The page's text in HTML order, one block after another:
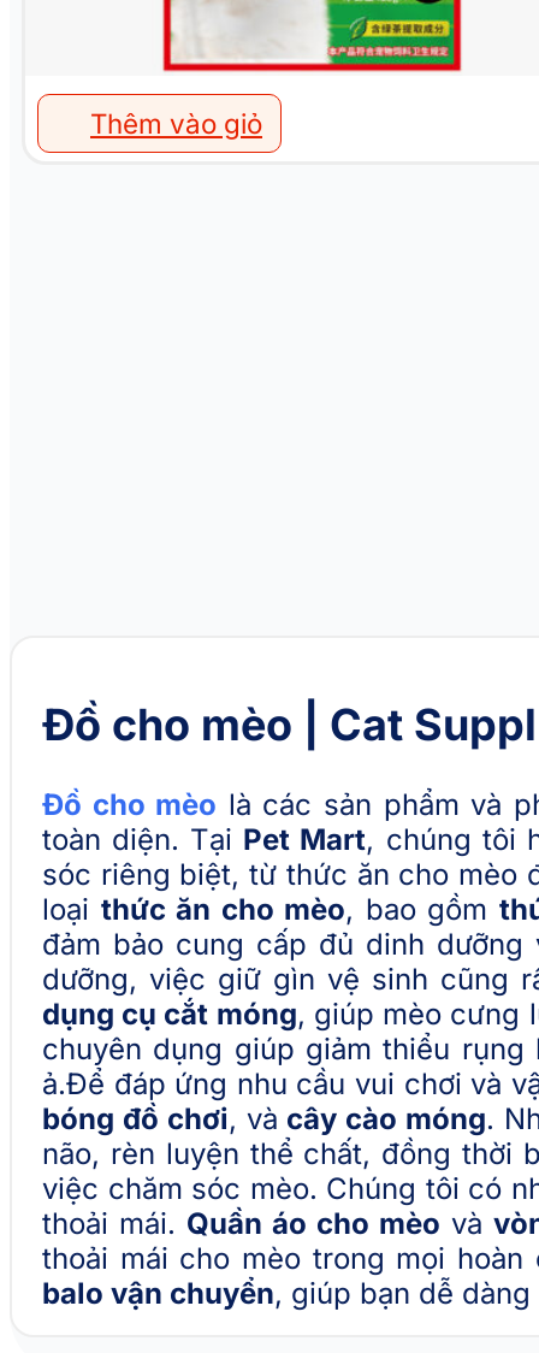
Thêm vào giỏ
Đồ cho mèo | Cat
Đồ cho mèo là các sản phẩm và
toàn diện. Tại Pet Mart, chúng tôi
sóc riêng biệt, từ thức ăn cho mèo
loại thức ăn cho mèo, bao gồm
đảm bảo cung cấp đủ dinh
dưỡng, việc giữ gìn vệ sinh cũng
dụng cụ cắt móng, giúp mèo cưng
chuyên dụng giúp giảm thiểu
ả.Để đáp ứng nhu cầu vui chơi và
bóng đồ chơi, và cây cào móng.
não, rèn luyện thể chất, đồng thời
việc chăm sóc mèo. Chúng tôi có
thoải mái. Quần áo cho mèo và
thoải mái cho mèo trong mọi
balo vận chuyển, giúp bạn dễ